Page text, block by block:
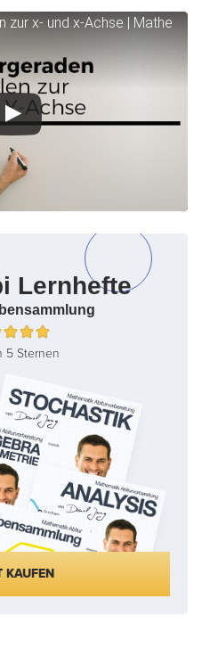
zur x- und x-Achse | Mathe
Lernhefte
5 Sternen
KAUFEN